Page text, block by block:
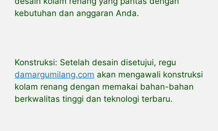
kebutuhan dan anggaran Anda.
Konstruksi: Setelah desain disetujui, regu
damargumilang.com akan mengawali konstruksi
kolam renang dengan memakai bahan-bahan
berkwalitas tinggi dan teknologi terbaru.